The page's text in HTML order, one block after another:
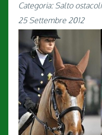
Categoria: Salto ostacoli
25 Settembre 2012